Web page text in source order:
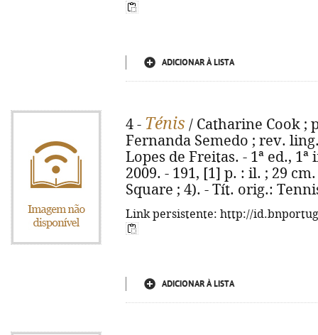
ADICIONAR À LISTA
4 - Ténis / Catharine Cook ;
Fernanda Semedo ; rev.
Lopes de Freitas. - 1ª ed.,
2009. - 191, [1] p. : il. ; 29
Square ; 4). - Tít. orig.:
Link persistente: http://
ADICIONAR À LISTA